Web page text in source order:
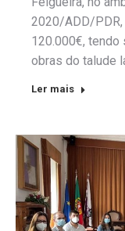
2020/ADD/
120.000€,
obras do talude
Ler mais